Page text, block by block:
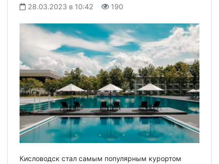
28.03.2023 в 10:42 190
Кисловодск стал самым популярным курортом